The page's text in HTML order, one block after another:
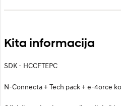
Kita informacija
SDK - HCCFTEPC
N-Connecta + Tech pack + e-4orce